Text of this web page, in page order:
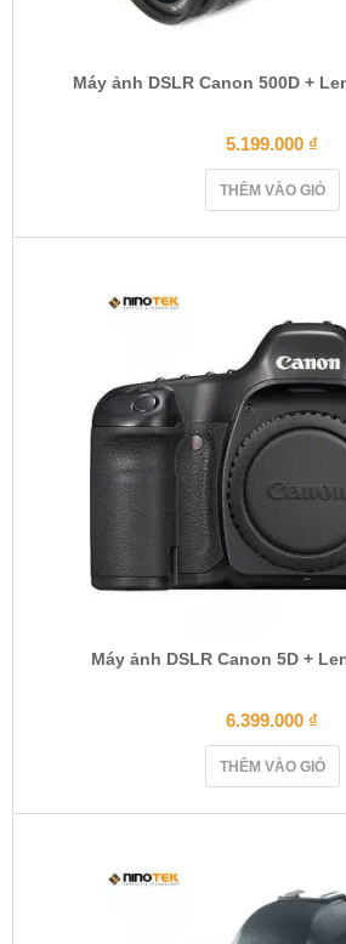
Máy ảnh DSLR Canon 500D +
5.199.000 ₫
THÊM VÀO GIỎ
Máy ảnh DSLR Canon 5D +
6.399.000 ₫
THÊM VÀO GIỎ